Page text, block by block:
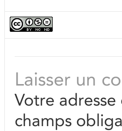
Laisser un
Votre
champs